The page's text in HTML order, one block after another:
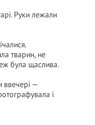
Руки лежали
тварин, не
була щаслива.
ввечері —
і